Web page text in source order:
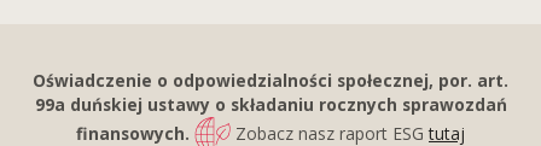
Oświadczenie o odpowiedzialności społecznej, por. art.
99a duńskiej ustawy o składaniu rocznych sprawozdań
finansowych.
Zobacz nasz raport ESGtutaj